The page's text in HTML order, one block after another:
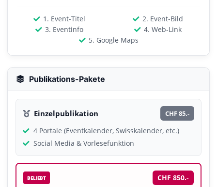
1. Event-Titel
2. Event-Bild
3. Eventinfo
4. Web-Link
5. Google Maps
Publikations-Pakete
Einzelpublikation CHF 85.-
4 Portale (Eventkalender, Swisskalender, etc.)
Social Media & Vorlesefunktion
BELIEBT CHF 850.-